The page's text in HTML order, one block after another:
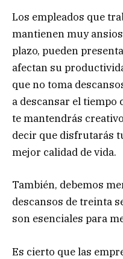
Los empleados que
mantienen muy
plazo, pueden
afectan su
que no toma
a descansar el tiempo
te mantendrás
decir que disfrutarás
mejor calidad de vida.
También, debemos
descansos de treinta
son esenciales para
Es cierto que las